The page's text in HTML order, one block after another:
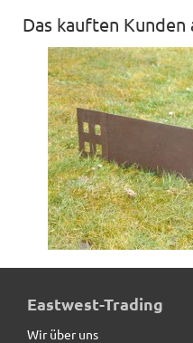
Das kauften Kunden
Beeteinfassung PRIMO
Stecksystem*REDUZIERT*
Eastwest-Trading
Wir über uns